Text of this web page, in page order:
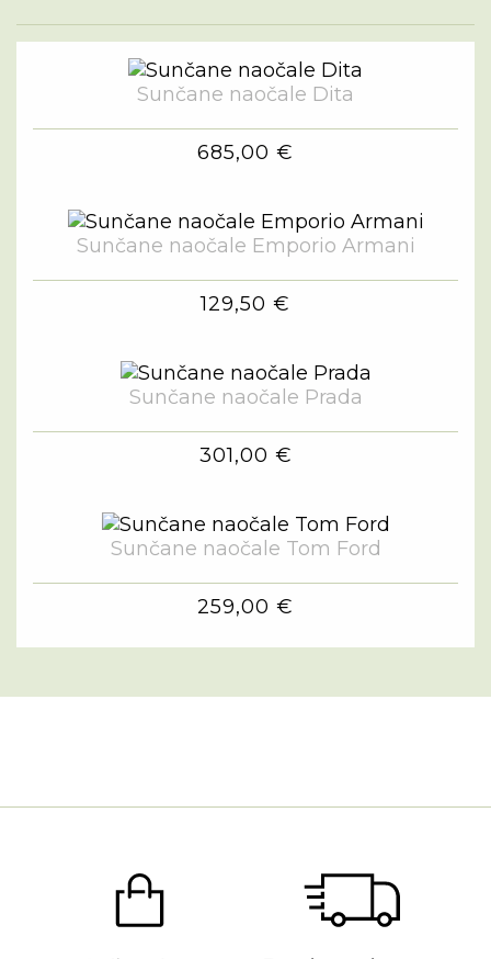
Sunčane naočale Dita
685,00 €
Sunčane naočale Emporio Armani
129,50 €
Sunčane naočale Prada
301,00 €
Sunčane naočale Tom Ford
259,00 €